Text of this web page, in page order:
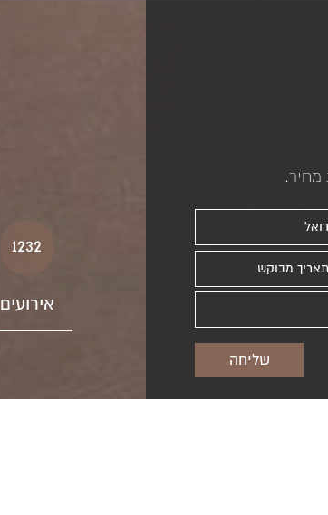
מחיר.
1232
אירועים